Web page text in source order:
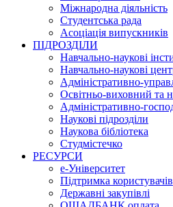
Міжнародна діяльність
Студентська рада
Асоціація випускників
ПІДРОЗДІЛИ
Навчально-наукові
Навчально-наукові
Адміністративно-
Освітньо-виховний та
Адміністративно-
Наукові підрозділи
Наукова бібліотека
Студмістечко
РЕСУРСИ
е-Університет
Підтримка користувачів
Державні закупівлі